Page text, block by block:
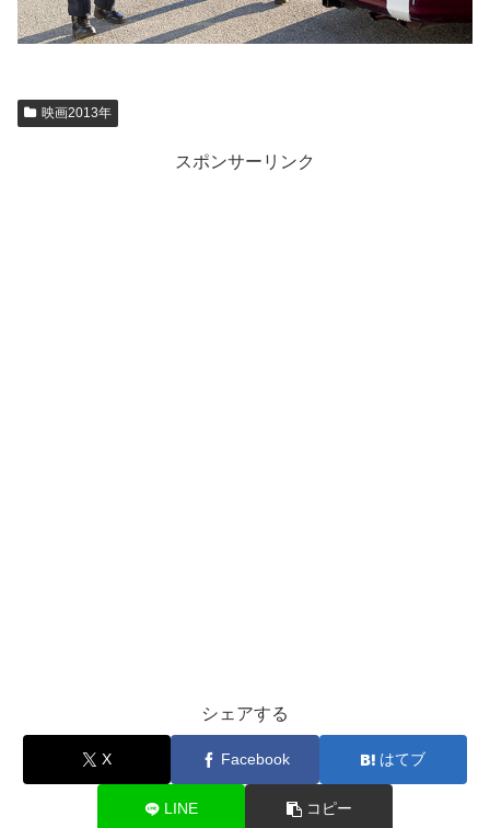
映画2013年
スポンサーリンク
シェアする
X Facebook はてブ
LINE コピー